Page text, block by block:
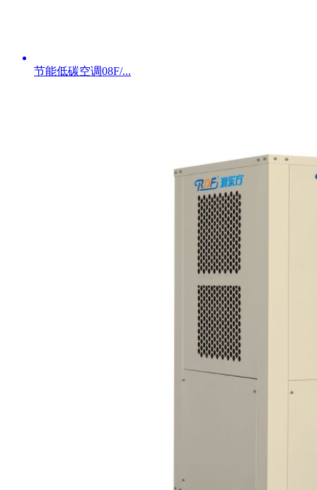
节能低碳空调08F/...